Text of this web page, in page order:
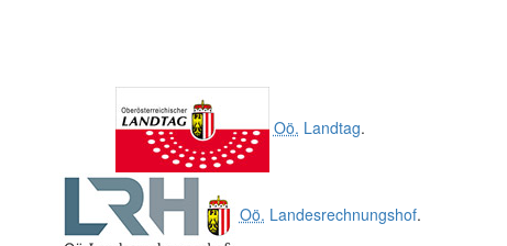
Oö. Landtag.
Oö. Landesrechnungshof.